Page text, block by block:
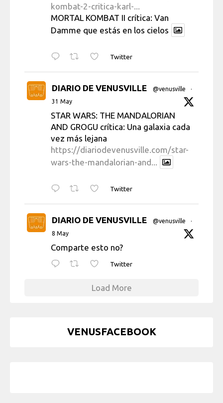
kombat-2-critica-karl-...
MORTAL KOMBAT II crítica: Van
Damme que estás en los cielos
Twitter
DIARIO DE VENUSVILLE @venusville
·
31 May
STAR WARS: THE MANDALORIAN
AND GROGU crítica: Una galaxia cada
vez más lejana
https://diariodevenusville.com/star-
wars-the-mandalorian-and...
Twitter
DIARIO DE VENUSVILLE @venusville
·
8 May
Comparte esto no?
Twitter
Load More
VENUSFACEBOOK